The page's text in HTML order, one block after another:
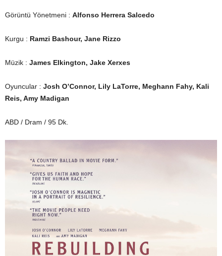
Görüntü Yönetmeni : Alfonso Herrera Salcedo
Kurgu : Ramzi Bashour, Jane Rizzo
Müzik : James Elkington, Jake Xerxes
Oyuncular : Josh O’Connor, Lily LaTorre, Meghann Fahy, Kali
Reis, Amy Madigan
ABD / Dram / 95 Dk.